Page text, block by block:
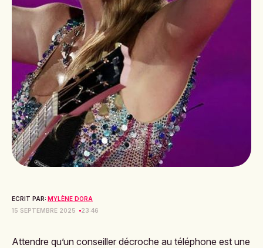
ECRIT PAR: MYLÈNE DORA
15 SEPTEMBRE 2025
23:46
Attendre qu’un conseiller décroche au téléphone est une